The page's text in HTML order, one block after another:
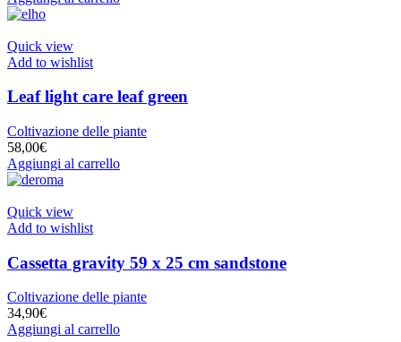
Quick view
Add to wishlist
Leaf light care leaf green
Coltivazione delle piante
58,00€
Aggiungi al carrello
Quick view
Add to wishlist
Cassetta gravity 59 x 25 cm sandstone
Coltivazione delle piante
34,90€
Aggiungi al carrello